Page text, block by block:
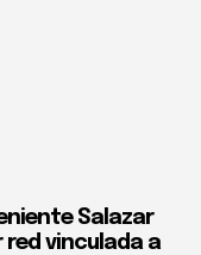
Salazar
vinculada a